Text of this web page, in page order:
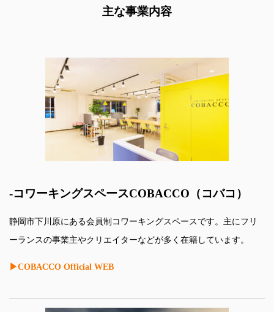
主な事業内容
-コワーキングスペースCOBACCO（コバコ）
静岡市下川原にある会員制コワーキングスペースです。主にフリ
ーランスの事業主やクリエイターなどが多く在籍しています。
▶COBACCO Official WEB